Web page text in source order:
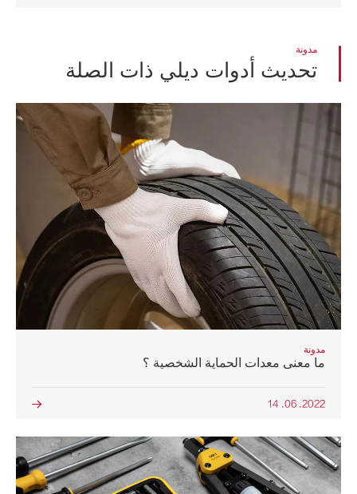
مدونة
تحديث أدوات ديلي ذات الصلة
مدونة
ما معنى معدات الحماية الشخصية ؟
2022. 06. 14
